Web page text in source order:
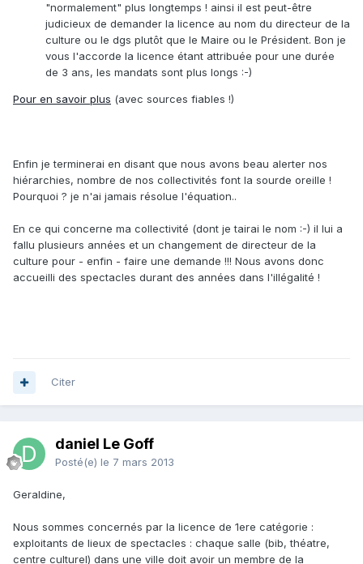
"normalement" plus longtemps ! ainsi il est peut-être
judicieux de demander la licence au nom du directeur de la
culture ou le dgs plutôt que le Maire ou le Président. Bon je
vous l'accorde la licence étant attribuée pour une durée
de 3 ans, les mandats sont plus longs :-)
Pour en savoir plus (avec sources fiables !)
Enfin je terminerai en disant que nous avons beau alerter nos
hiérarchies, nombre de nos collectivités font la sourde oreille !
Pourquoi ? je n'ai jamais résolue l'équation..
En ce qui concerne ma collectivité (dont je tairai le nom :-) il lui a
fallu plusieurs années et un changement de directeur de la
culture pour - enfin - faire une demande !!! Nous avons donc
accueilli des spectacles durant des années dans l'illégalité !
Citer
daniel Le Goff
Posté(e) le 7 mars 2013
Geraldine,
Nous sommes concernés par la licence de 1ere catégorie :
exploitants de lieux de spectacles : chaque salle (bib, théatre,
centre culturel) dans une ville doit avoir un membre de la